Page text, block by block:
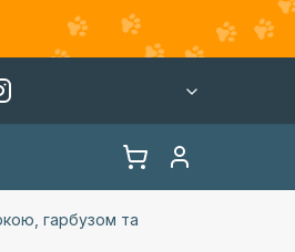
гарбузом та